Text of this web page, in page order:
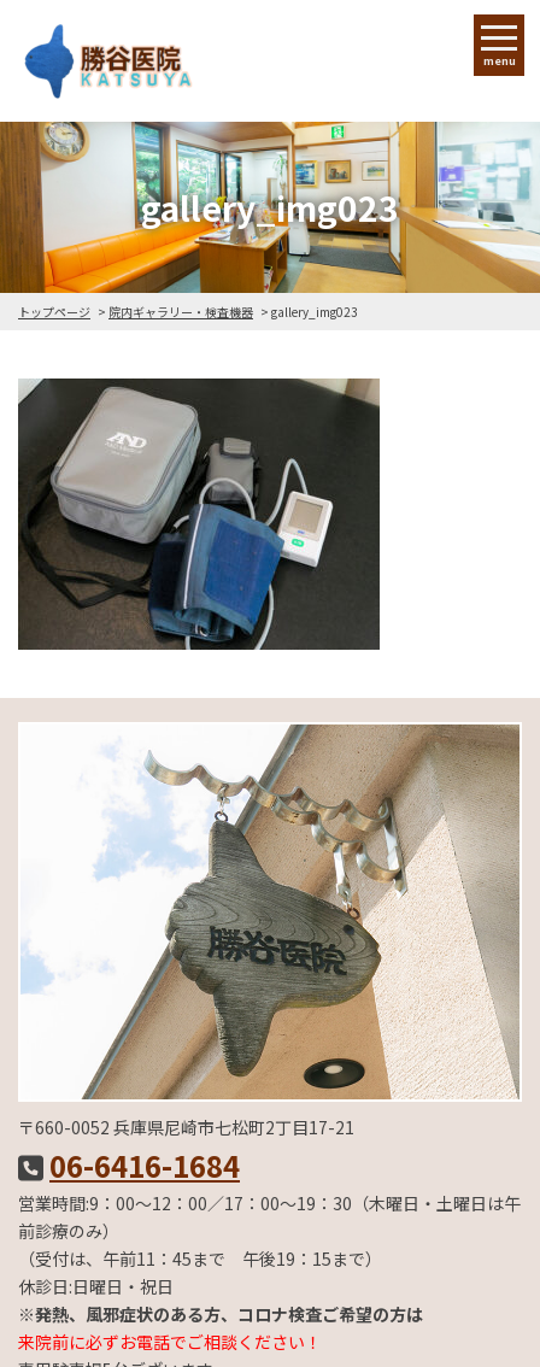
menu
gallery_img023
トップページ 院内ギャラリー・検査機器 gallery_img023
〒660-0052 兵庫県尼崎市七松町2丁目17-21
06-6416-1684
営業時間:9：00～12：00／17：00～19：30（木曜日・土曜日は午
前診療のみ）
（受付は、午前11：45まで 午後19：15まで）
休診日:日曜日・祝日
※発熱、風邪症状のある方、コロナ検査ご希望の方は
来院前に必ずお電話でご相談ください！